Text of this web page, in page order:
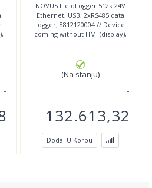
NOVUS FieldLogger 512k 24V
Ethernet, USB, 2xRS485 data
logger; 8812120004 // Device
coming without HMI (display),
-
(Na stanju)
132.613,32
Dodaj U Korpu